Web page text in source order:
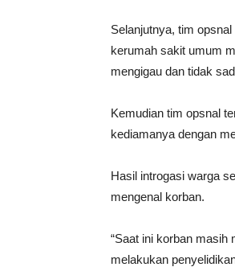
Selanjutnya, tim
kerumah sakit umum
mengigau dan tidak
Kemudian tim opsnal
kediamanya dengan
Hasil introgasi warga
mengenal korban.
“Saat ini korban masih
melakukan